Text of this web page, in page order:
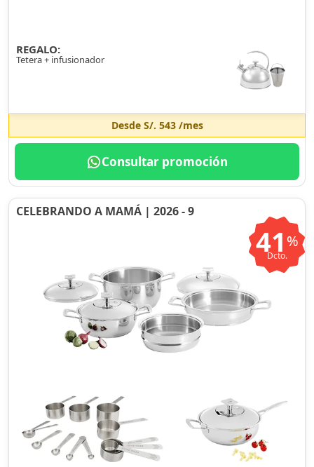
REGALO:
Tetera + infusionador
Desde S/. 543/mes
Consultar promoción
CELEBRANDO A MAMÁ | 2026 - 9
41 %
Dcto.